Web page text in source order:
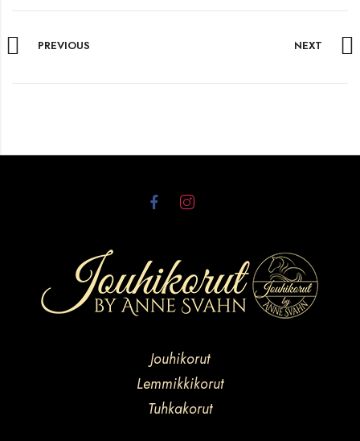
PREVIOUS NEXT
Jouhikorut
Lemmikkikorut
Tuhkakorut